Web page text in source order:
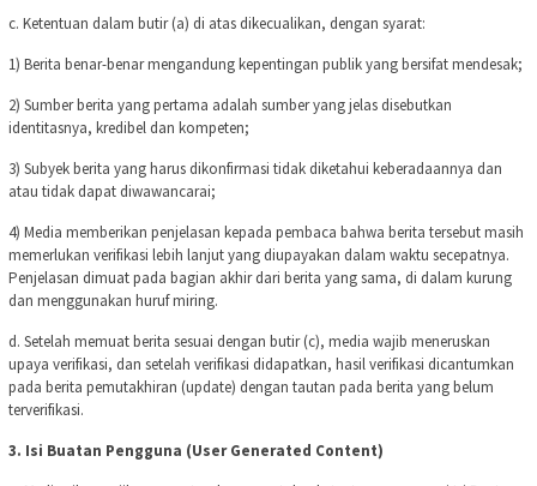
c. Ketentuan dalam butir (a) di atas dikecualikan, dengan syarat:
1) Berita benar-benar mengandung kepentingan publik yang bersifat mendesak;
2) Sumber berita yang pertama adalah sumber yang jelas disebutkan
identitasnya, kredibel dan kompeten;
3) Subyek berita yang harus dikonfirmasi tidak diketahui keberadaannya dan
atau tidak dapat diwawancarai;
4) Media memberikan penjelasan kepada pembaca bahwa berita tersebut masih
memerlukan verifikasi lebih lanjut yang diupayakan dalam waktu secepatnya.
Penjelasan dimuat pada bagian akhir dari berita yang sama, di dalam kurung
dan menggunakan huruf miring.
d. Setelah memuat berita sesuai dengan butir (c), media wajib meneruskan
upaya verifikasi, dan setelah verifikasi didapatkan, hasil verifikasi dicantumkan
pada berita pemutakhiran (update) dengan tautan pada berita yang belum
terverifikasi.
3. Isi Buatan Pengguna (User Generated Content)